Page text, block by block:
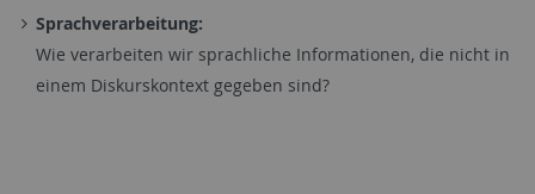
Sprachverarbeitung:
Wie verarbeiten wir sprachliche Informationen, die nicht in
einem Diskurskontext gegeben sind?